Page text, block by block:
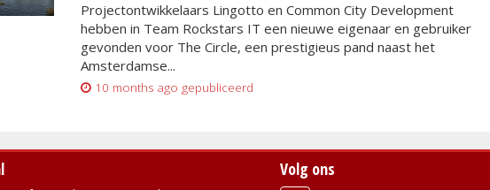
Projectontwikkelaars Lingotto en Common City Development
hebben in Team Rockstars IT een nieuwe eigenaar en gebruiker
gevonden voor The Circle, een prestigieus pand naast het
Amsterdamse...
10 months ago gepubliceerd
Volg ons